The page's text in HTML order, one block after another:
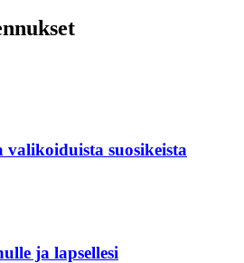
valikoiduista suosikeista
ja lapsellesi